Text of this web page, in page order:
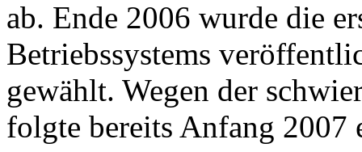
ab. Ende 2006 wurde die
Betriebssystems
gewählt. Wegen der
folgte bereits Anfang 2007